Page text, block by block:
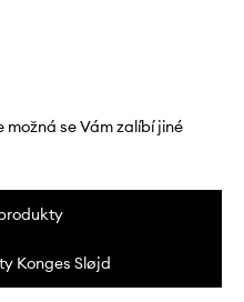
možná se Vám zalíbí jiné
Konges Sløjd